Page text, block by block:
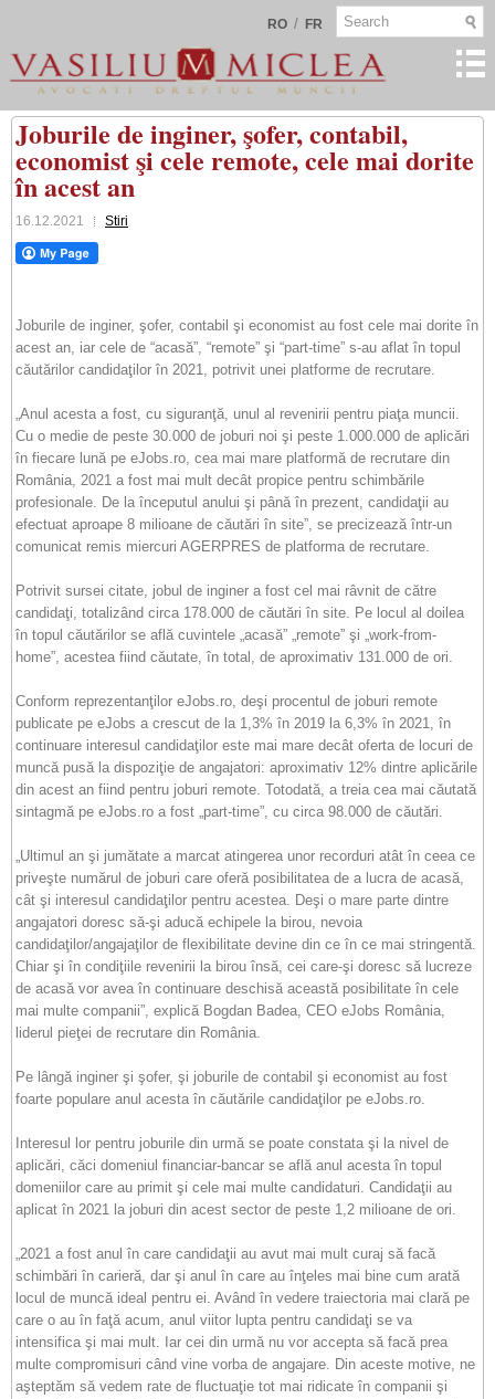
RO / FR
Joburile de inginer, şofer, contabil,
economist şi cele remote, cele mai dorite
în acest an
16.12.2021 Stiri
Joburile de inginer, şofer, contabil şi economist au fost cele mai dorite în
acest an, iar cele de “acasă”, “remote” şi “part-time” s-au aflat în topul
căutărilor candidaţilor în 2021, potrivit unei platforme de recrutare.
„Anul acesta a fost, cu siguranţă, unul al revenirii pentru piaţa muncii.
Cu o medie de peste 30.000 de joburi noi şi peste 1.000.000 de aplicări
în fiecare lună pe eJobs.ro, cea mai mare platformă de recrutare din
România, 2021 a fost mai mult decât propice pentru schimbările
profesionale. De la începutul anului şi până în prezent, candidaţii au
efectuat aproape 8 milioane de căutări în site”, se precizează într-un
comunicat remis miercuri AGERPRES de platforma de recrutare.
Potrivit sursei citate, jobul de inginer a fost cel mai râvnit de către
candidaţi, totalizând circa 178.000 de căutări în site. Pe locul al doilea
în topul căutărilor se află cuvintele „acasă” „remote” şi „work-from-
home”, acestea fiind căutate, în total, de aproximativ 131.000 de ori.
Conform reprezentanţilor eJobs.ro, deşi procentul de joburi remote
publicate pe eJobs a crescut de la 1,3% în 2019 la 6,3% în 2021, în
continuare interesul candidaţilor este mai mare decât oferta de locuri de
muncă pusă la dispoziţie de angajatori: aproximativ 12% dintre aplicările
din acest an fiind pentru joburi remote. Totodată, a treia cea mai căutată
sintagmă pe eJobs.ro a fost „part-time”, cu circa 98.000 de căutări.
„Ultimul an şi jumătate a marcat atingerea unor recorduri atât în ceea ce
priveşte numărul de joburi care oferă posibilitatea de a lucra de acasă,
cât şi interesul candidaţilor pentru acestea. Deşi o mare parte dintre
angajatori doresc să-şi aducă echipele la birou, nevoia
candidaţilor/angajaţilor de flexibilitate devine din ce în ce mai stringentă.
Chiar şi în condiţiile revenirii la birou însă, cei care-şi doresc să lucreze
de acasă vor avea în continuare deschisă această posibilitate în cele
mai multe companii”, explică Bogdan Badea, CEO eJobs România,
liderul pieţei de recrutare din România.
Pe lângă inginer şi şofer, şi joburile de contabil şi economist au fost
foarte populare anul acesta în căutările candidaţilor pe eJobs.ro.
Interesul lor pentru joburile din urmă se poate constata şi la nivel de
aplicări, căci domeniul financiar-bancar se află anul acesta în topul
domeniilor care au primit şi cele mai multe candidaturi. Candidaţii au
aplicat în 2021 la joburi din acest sector de peste 1,2 milioane de ori.
„2021 a fost anul în care candidaţii au avut mai mult curaj să facă
schimbări în carieră, dar şi anul în care au înţeles mai bine cum arată
locul de muncă ideal pentru ei. Având în vedere traiectoria mai clară pe
care o au în faţă acum, anul viitor lupta pentru candidaţi se va
intensifica şi mai mult. Iar cei din urmă nu vor accepta să facă prea
multe compromisuri când vine vorba de angajare. Din aceste motive, ne
aşteptăm să vedem rate de fluctuaţie tot mai ridicate în companii şi